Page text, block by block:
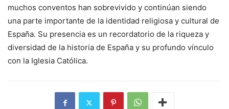
muchos conventos han sobrevivido y continúan siendo
una parte importante de la identidad religiosa y cultural de
España. Su presencia es un recordatorio de la riqueza y
diversidad de la historia de España y su profundo vínculo
con la Iglesia Católica.